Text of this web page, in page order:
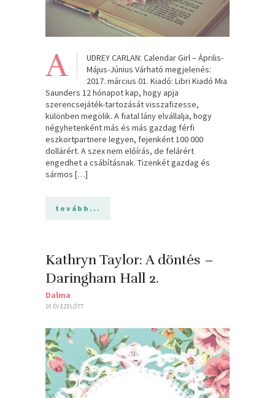
A
UDREY CARLAN: Calendar Girl – Április-
Május-Június Várható megjelenés:
2017. március 01. Kiadó: Libri Kiadó Mia
Saunders 12 hónapot kap, hogy apja
szerencsejáték-tartozását visszafizesse,
különben megölik. A fiatal lány elvállalja, hogy
négyhetenként más és más gazdag férfi
eszkortpartnere legyen, fejenként 100 000
dollárért. A szex nem előírás, de felárért
engedhet a csábításnak. Tizenkét gazdag és
sármos […]
tovább...
Kathryn Taylor: A döntés –
Daringham Hall 2.
Dalma
10 ÉV EZELŐTT